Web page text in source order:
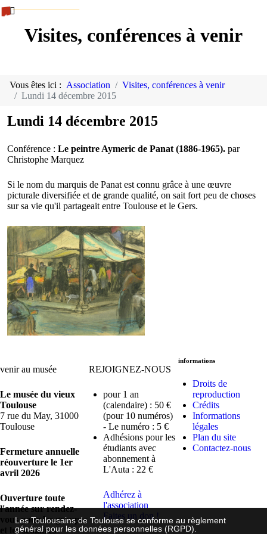
Les Toulousains de Toulouse se conforme au règlement
général pour les données personnelles (RGPD).
Visites, conférences à venir
Vous êtes ici : Association
Visites, conférences à venir
Lundi 14 décembre 2015
Lundi 14 décembre 2015
Conférence : Le peintre Aymeric de Panat (1886-1965). par
Christophe Marquez
Si le nom du marquis de Panat est connu grâce à une œuvre
picturale diversifiée et de grande qualité, on sait fort peu de choses
sur sa vie qu'il partageait entre Toulouse et le Gers.
venir au musée
Le musée du vieux
Toulouse
7 rue du May, 31000
Toulouse
Fermeture annuelle
réouverture le 1er
avril 2026
Ouverture toute
l'année sur rendez-
vous pour les groupes
et les scolaires
REJOIGNEZ-NOUS
pour 1 an
(calendaire) : 50 €
(pour 10 numéros)
- Le numéro : 5 €
Adhésions pour les
étudiants avec
abonnement à
L'Auta : 22 €
Adhérez à
l'association
Faites un don !
informations
Droits de
reproduction
Crédits
Informations
légales
Plan du site
Contactez-nous